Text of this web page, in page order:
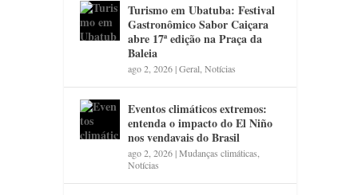
Turismo em Ubatuba: Festival
Gastronômico Sabor Caiçara
abre 17ª edição na Praça da
Baleia
ago 2, 2026|Geral ,Notícias
Eventos climáticos extremos:
entenda o impacto do El Niño
nos vendavais do Brasil
ago 2, 2026|Mudanças climáticas
Notícias